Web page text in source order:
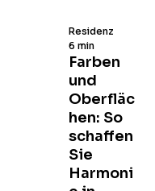
Farben
und
Oberfläc
hen: So
schaffen
Sie
Harmoni
Residenz
6 min